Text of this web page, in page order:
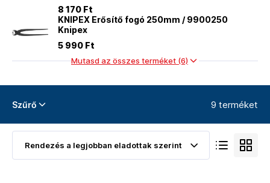
8 170 Ft
KNIPEX Erősítő fogó 250mm / 9900250
Knipex
5 990 Ft
Mutasd az összes terméket (6)
Szűrő 9 terméket